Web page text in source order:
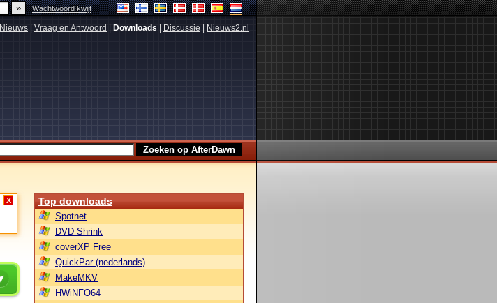
|Wachtwoord kwijt
Nieuws Vraag en Antwoord Downloads Discussie Nieuws2.nl
X Top downloads
Spotnet
DVD Shrink
coverXP Free
QuickPar (nederlands)
MakeMKV
HWiNFO64